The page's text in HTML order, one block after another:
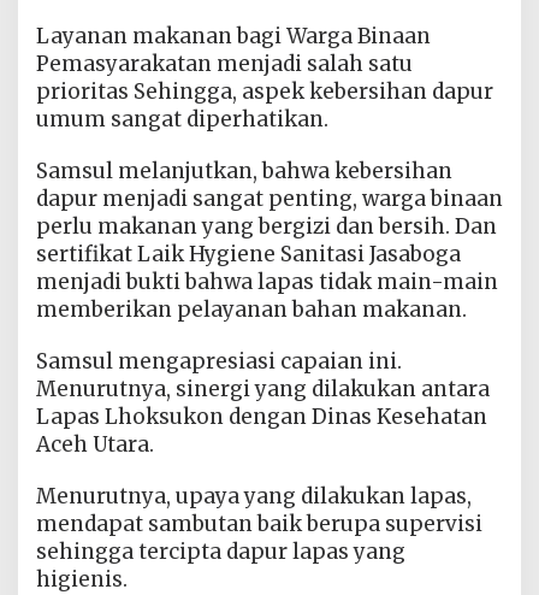
Layanan makanan bagi Warga Binaan
Pemasyarakatan menjadi salah satu
prioritas Sehingga, aspek kebersihan dapur
umum sangat diperhatikan.
Samsul melanjutkan, bahwa kebersihan
dapur menjadi sangat penting, warga binaan
perlu makanan yang bergizi dan bersih. Dan
sertifikat Laik Hygiene Sanitasi Jasaboga
menjadi bukti bahwa lapas tidak main-main
memberikan pelayanan bahan makanan.
Samsul mengapresiasi capaian ini.
Menurutnya, sinergi yang dilakukan antara
Lapas Lhoksukon dengan Dinas Kesehatan
Aceh Utara.
Menurutnya, upaya yang dilakukan lapas,
mendapat sambutan baik berupa supervisi
sehingga tercipta dapur lapas yang
higienis.